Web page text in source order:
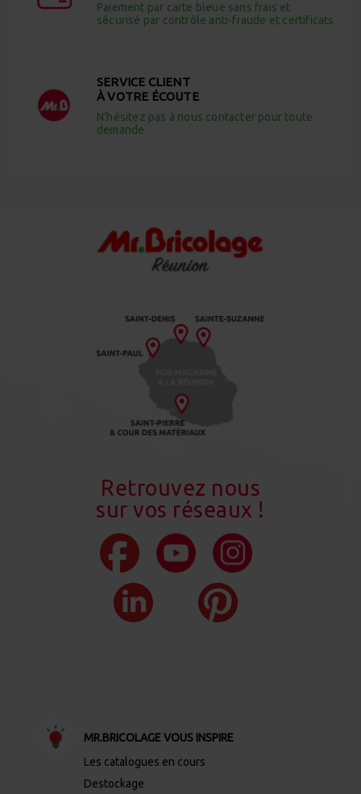
Paiement par carte bleue sans frais et
sécurisé par contrôle anti-fraude et certificats
SERVICE CLIENT
À VOTRE ÉCOUTE
N’hésitez pas à nous contacter pour toute
demande
Retrouvez nous
sur vos réseaux !
MR.BRICOLAGE VOUS INSPIRE
Les catalogues en cours
Destockage